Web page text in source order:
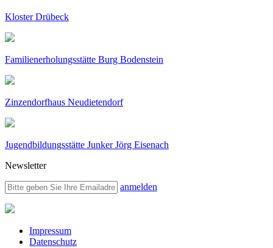
Kloster Drübeck
Familienerholungsstätte Burg Bodenstein
Zinzendorfhaus Neudietendorf
Jugendbildungsstätte Junker Jörg Eisenach
Newsletter
anmelden
Impressum
Datenschutz